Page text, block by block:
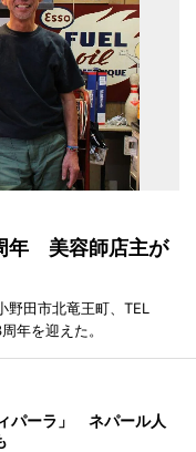
年 美容師店主が
田市北竜王町、TEL
年を迎えた。
パーラ」 ネパール人